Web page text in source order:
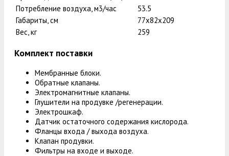
Потребление воздуха, м3/час
53.5
Габариты, см
77х82х209
Вес, кг
259
Комплект поставки
Мембранные блоки.
Обратные клапаны.
Электромагнитные клапаны.
Глушители на продувке /регенерации.
Электрошкаф.
Датчик остаточного содержания кислорода.
Фланцы входа / выхода воздуха.
Клапан продувки.
Фильтры на входе и выходе.